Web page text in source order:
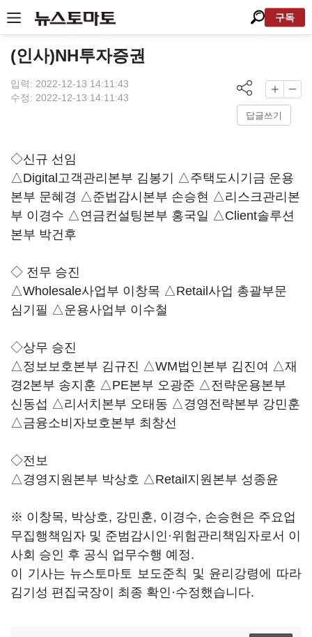
구독
(인사)NH투자증권
입력: 2022-12-13 14:11:43
수정: 2022-12-13 14:11:43
답글쓰기
◇신규 선임
△Digital고객관리본부 김봉기 △주택도시기금 운용
본부 문혜경 △준법감시본부 손승현 △리스크관리본
부 이경수 △연금컨설팅본부 홍국일 △Client솔루션
본부 박건후
◇ 전무 승진
△Wholesale사업부 이창목 △Retail사업 총괄부문
심기필 △운용사업부 이수철
◇상무 승진
△정보보호본부 김규진 △WM법인본부 김진여 △재
경2본부 송지훈 △PE본부 오광준 △전략운용본부
신동섭 △리서치본부 오태동 △경영전략본부 강민훈
△금융소비자보호본부 최창선
◇전보
△경영지원본부 박상호 △Retail지원본부 성종윤
※ 이창목, 박상호, 강민훈, 이경수, 손승현은 주요업
무집행책임자 및 준범감시인·위험관리책임자로서 이
사회 승인 후 공식 업무수행 예정.
이 기사는 뉴스토마토 보도준칙 및 윤리강령에 따라
김기성 편집국장이 최종 확인·수정했습니다.